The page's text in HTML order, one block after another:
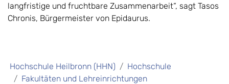
langfristige und fruchtbare Zusammenarbeit“, sagt Tasos
Chronis, Bürgermeister von Epidaurus.
Hochschule Heilbronn (HHN)
Hochschule
Fakultäten und Lehreinrichtungen